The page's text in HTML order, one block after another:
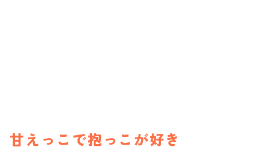
甘えっこで抱っこが好き